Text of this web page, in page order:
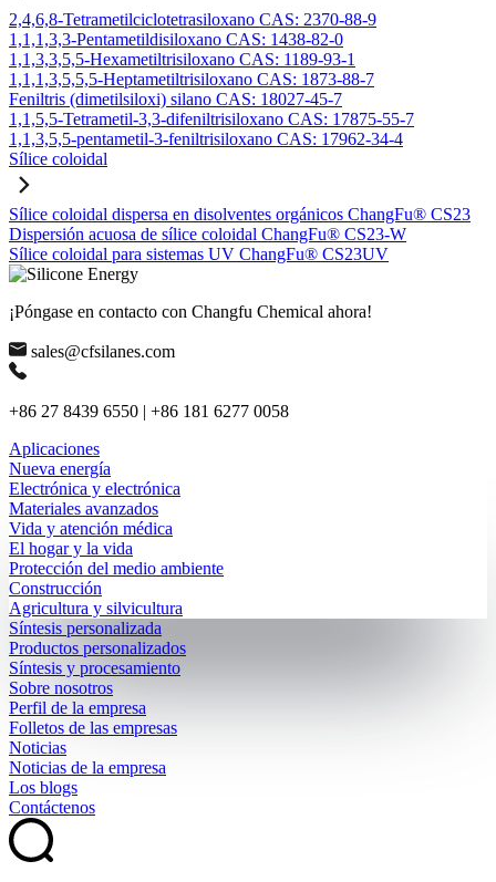
2,4,6,8-Tetrametilciclotetrasiloxano CAS: 2370-88-9
1,1,1,3,3-Pentametildisiloxano CAS: 1438-82-0
1,1,3,3,5,5-Hexametiltrisiloxano CAS: 1189-93-1
1,1,1,3,5,5,5-Heptametiltrisiloxano CAS: 1873-88-7
Feniltris (dimetilsiloxi) silano CAS: 18027-45-7
1,1,5,5-Tetrametil-3,3-difeniltrisiloxano CAS: 17875-55-7
1,1,3,5,5-pentametil-3-feniltrisiloxano CAS: 17962-34-4
Sílice coloidal
Sílice coloidal dispersa en disolventes orgánicos ChangFu® CS23
Dispersión acuosa de sílice coloidal ChangFu® CS23-W
Sílice coloidal para sistemas UV ChangFu® CS23UV
¡Póngase en contacto con Changfu Chemical ahora!
sales@cfsilanes.com
+86 27 8439 6550 | +86 181 6277 0058
Aplicaciones
Nueva energía
Electrónica y electrónica
Materiales avanzados
Vida y atención médica
El hogar y la vida
Protección del medio ambiente
Construcción
Agricultura y silvicultura
Síntesis personalizada
Productos personalizados
Síntesis y procesamiento
Sobre nosotros
Perfil de la empresa
Folletos de las empresas
Noticias
Noticias de la empresa
Los blogs
Contáctenos